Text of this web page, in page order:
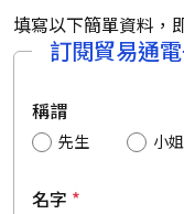
填寫以下簡單資料，
訂閱貿易通
稱謂
先生 小姐
名字